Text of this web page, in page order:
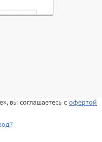
вы соглашаетесь с офертой